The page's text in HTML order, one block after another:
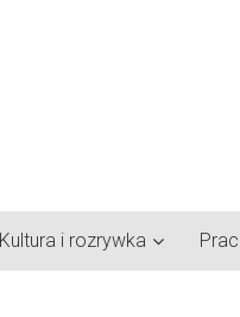
Kultura i rozrywka